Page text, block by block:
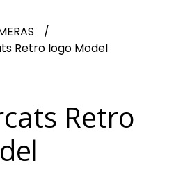
Retro logo Model
Retro